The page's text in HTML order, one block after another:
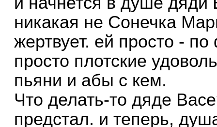
никакая не Сонечка
жертвует. ей просто -
просто плотские
пьяни и абы с кем.
Что делать-то дяде
предстал. и теперь,